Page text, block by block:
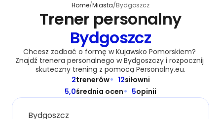
Home/Miasta/Bydgoszcz
Trener personalny
Bydgoszcz
Chcesz zadbać o formę w Kujawsko Pomorskiem?
Znajdź trenera personalnego w Bydgoszczy i rozpocznij
skuteczny trening z pomocą Personalny.eu.
2trenerów 12siłowni
5,0średnia ocen 5opinii